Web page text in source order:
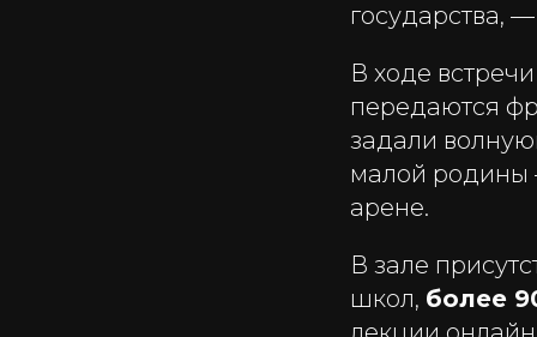
государства,
В ходе
передаются
задали
малой родины
арене.
В зале
школ, более